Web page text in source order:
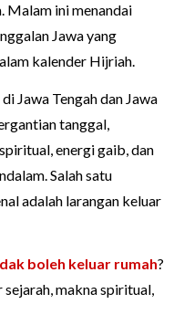
Malam ini menandai
Jawa yang
kalender Hijriah.
Jawa Tengah dan Jawa
tanggal,
energi gaib, dan
Salah satu
adalah larangan keluar
boleh keluar rumah?
makna spiritual,